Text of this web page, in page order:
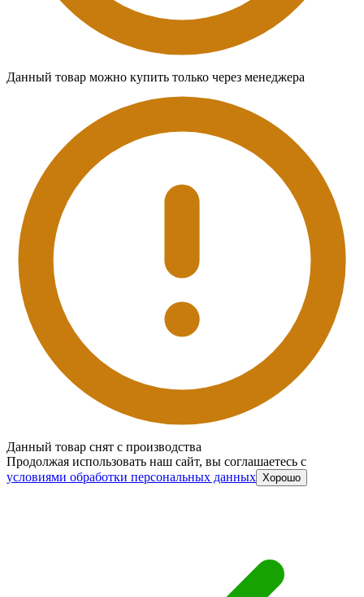
Данный товар можно купить только через менеджера
Данный товар снят с производства
Продолжая использовать наш сайт, вы соглашаетесь c
условиями обработки персональных данных Хорошо